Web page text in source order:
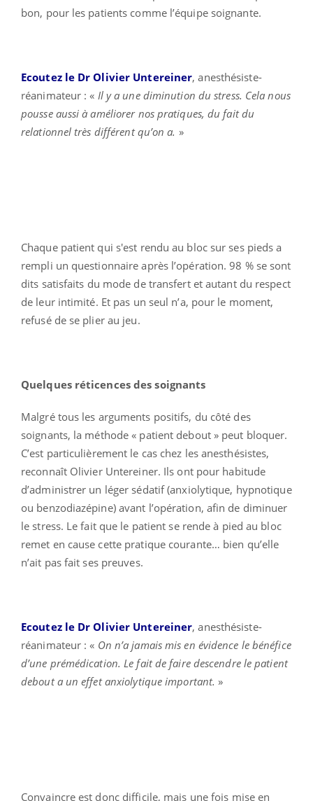
bon, pour les patients comme l’équipe soignante.
Ecoutez le Dr Olivier Untereiner, anesthésiste-
réanimateur : « Il y a une diminution du stress. Cela nous
pousse aussi à améliorer nos pratiques, du fait du
relationnel très différent qu’on a. »
Chaque patient qui s'est rendu au bloc sur ses pieds a
rempli un questionnaire après l’opération. 98 % se sont
dits satisfaits du mode de transfert et autant du respect
de leur intimité. Et pas un seul n’a, pour le moment,
refusé de se plier au jeu.
Quelques réticences des soignants
Malgré tous les arguments positifs, du côté des
soignants, la méthode « patient debout » peut bloquer.
C’est particulièrement le cas chez les anesthésistes,
reconnaît Olivier Untereiner. Ils ont pour habitude
d’administrer un léger sédatif (anxiolytique, hypnotique
ou benzodiazépine) avant l’opération, afin de diminuer
le stress. Le fait que le patient se rende à pied au bloc
remet en cause cette pratique courante… bien qu’elle
n’ait pas fait ses preuves.
Ecoutez le Dr Olivier Untereiner, anesthésiste-
réanimateur : « On n’a jamais mis en évidence le bénéfice
d’une prémédication. Le fait de faire descendre le patient
debout a un effet anxiolytique important. »
Convaincre est donc difficile, mais une fois mise en